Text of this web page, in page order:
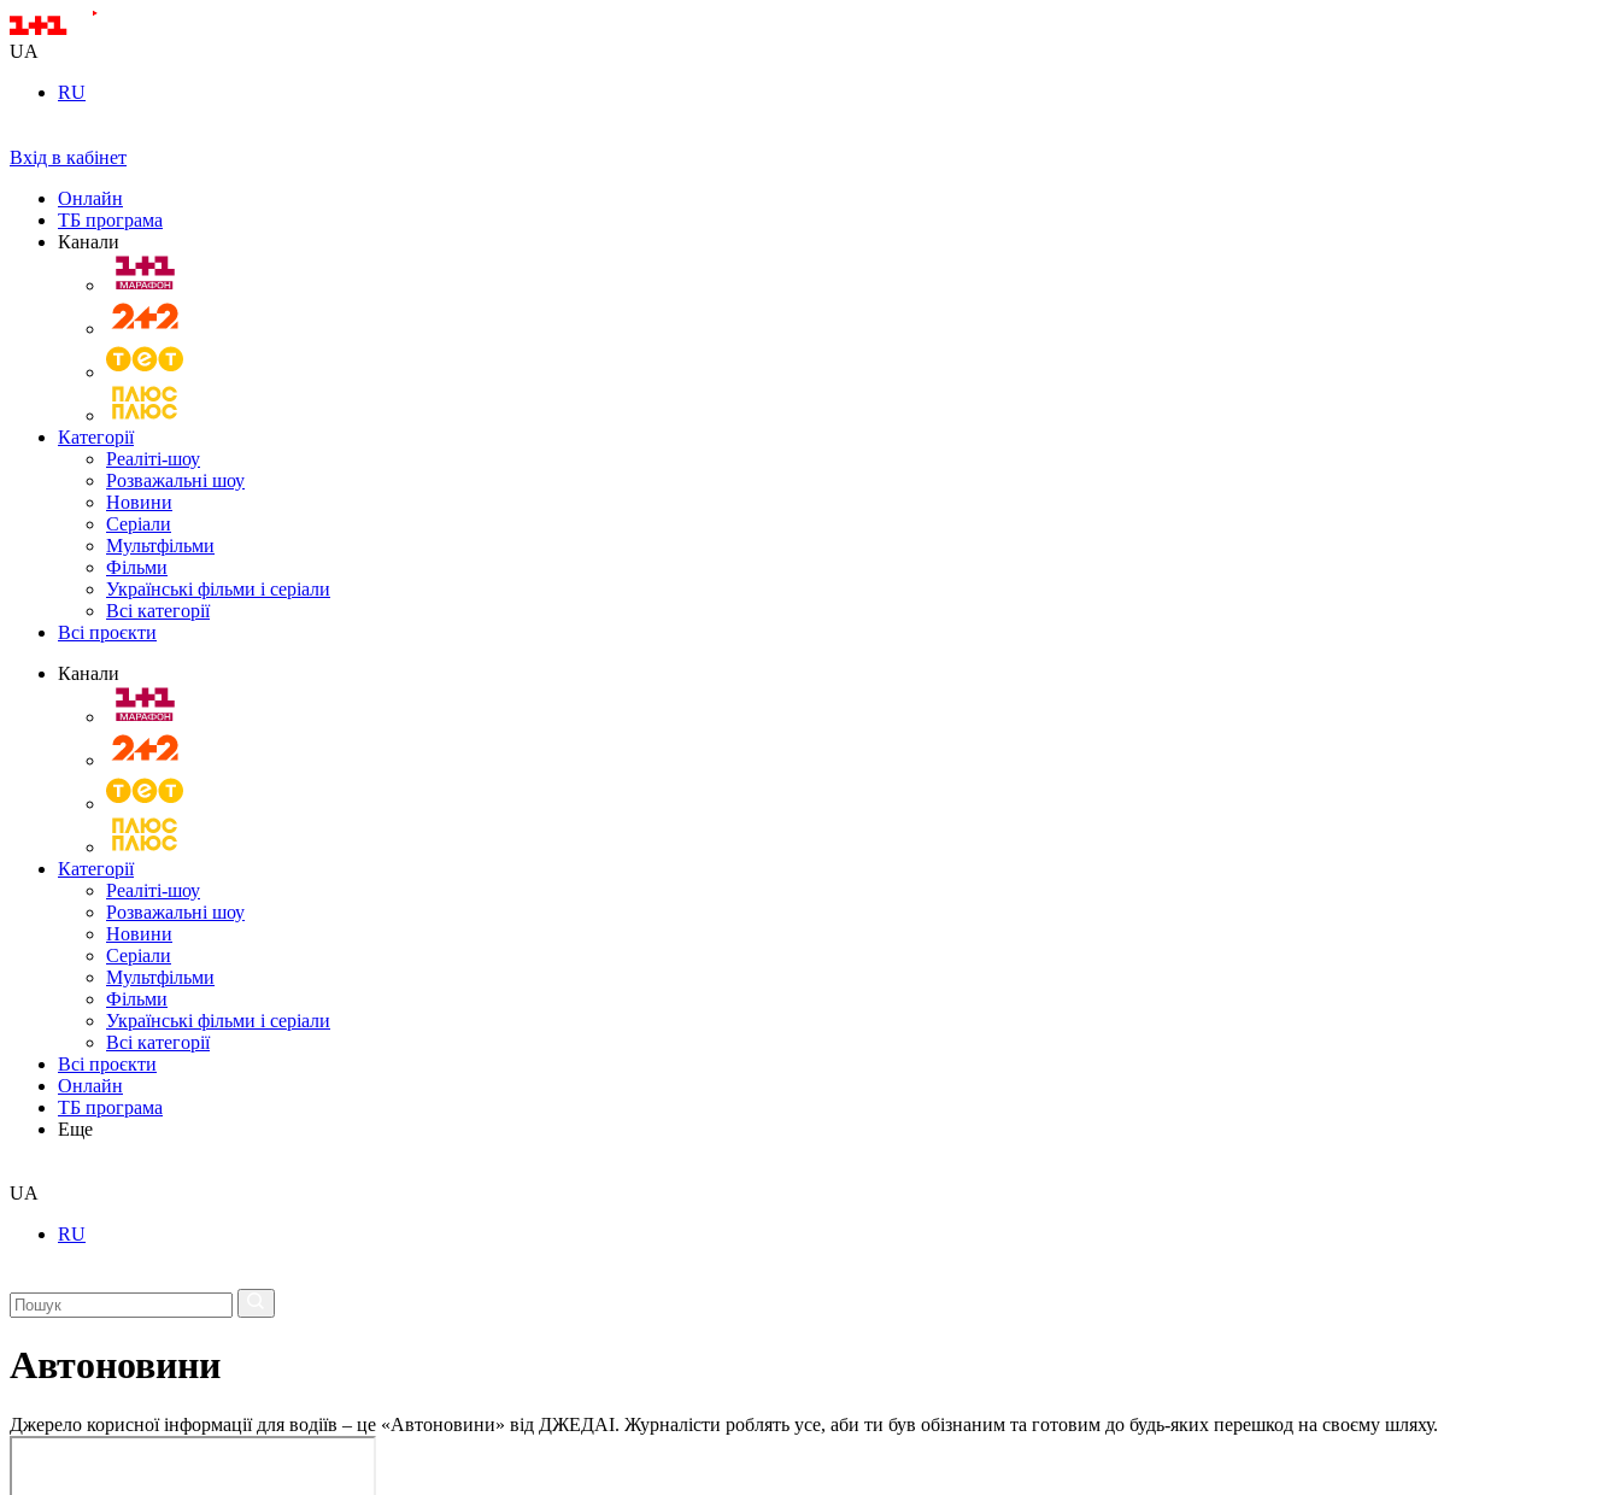
UA
RU
Вхід в кабінет
Онлайн
ТБ програма
Канали
Категорії
Реаліті-шоу
Розважальні шоу
Новини
Серіали
Мультфільми
Фільми
Українські фільми і серіали
Всі категорії
Всі проєкти
Канали
Категорії
Реаліті-шоу
Розважальні шоу
Новини
Серіали
Мультфільми
Фільми
Українські фільми і серіали
Всі категорії
Всі проєкти
Онлайн
ТБ програма
Еще
UA
RU
Автоновини
Джерело корисної інформації для водіїв – це «Автоновини» від ДЖЕДАІ. Журналісти роблять усе, аби ти був обізнаним та готовим до будь-яких перешкод на своєму шляху.